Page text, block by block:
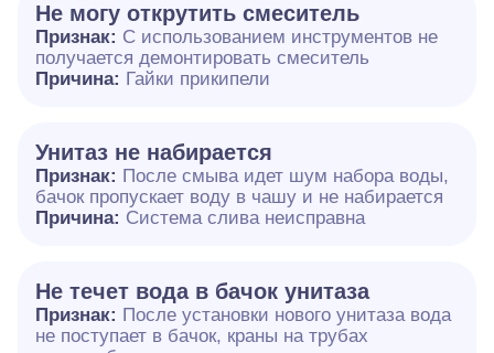
Не могу открутить смеситель
Признак: С использованием инструментов не
получается демонтировать смеситель
Причина: Гайки прикипели
Унитаз не набирается
Признак: После смыва идет шум набора воды,
бачок пропускает воду в чашу и не набирается
Причина: Система слива неисправна
Не течет вода в бачок унитаза
Признак: После установки нового унитаза вода
не поступает в бачок, краны на трубах